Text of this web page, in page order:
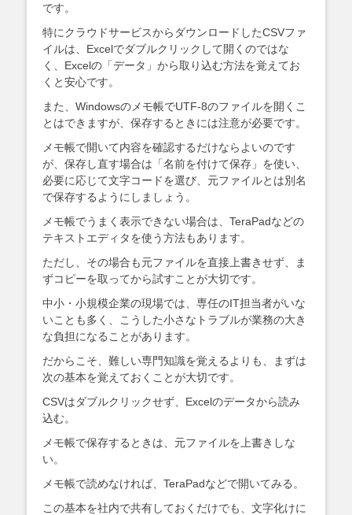
です。
特にクラウドサービスからダウンロードしたCSVファ
イルは、Excelでダブルクリックして開くのではな
く、Excelの「データ」から取り込む方法を覚えてお
くと安心です。
また、Windowsのメモ帳でUTF-8のファイルを開くこ
とはできますが、保存するときには注意が必要です。
メモ帳で開いて内容を確認するだけならよいのです
が、保存し直す場合は「名前を付けて保存」を使い、
必要に応じて文字コードを選び、元ファイルとは別名
で保存するようにしましょう。
メモ帳でうまく表示できない場合は、TeraPadなどの
テキストエディタを使う方法もあります。
ただし、その場合も元ファイルを直接上書きせず、ま
ずコピーを取ってから試すことが大切です。
中小・小規模企業の現場では、専任のIT担当者がいな
いことも多く、こうした小さなトラブルが業務の大き
な負担になることがあります。
だからこそ、難しい専門知識を覚えるよりも、まずは
次の基本を覚えておくことが大切です。
CSVはダブルクリックせず、Excelのデータから読み
込む。
メモ帳で保存するときは、元ファイルを上書きしな
い。
メモ帳で読めなければ、TeraPadなどで開いてみる。
この基本を社内で共有しておくだけでも、文字化けに